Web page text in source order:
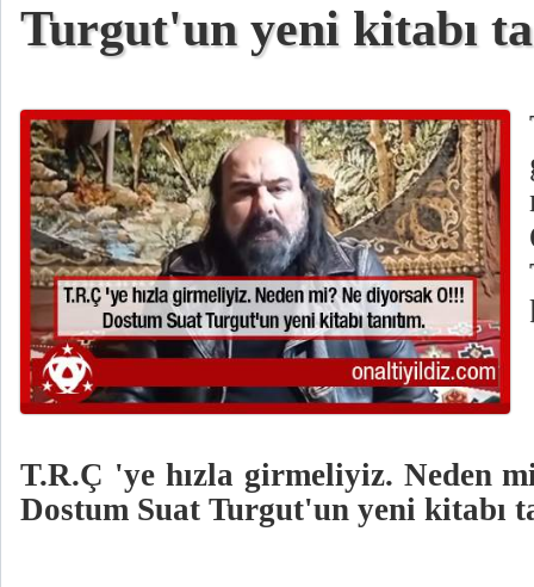
Turgut'un yeni kitabı
T.R.Ç 'ye hızla girmeliyiz. Neden
Dostum Suat Turgut'un yeni kitabı